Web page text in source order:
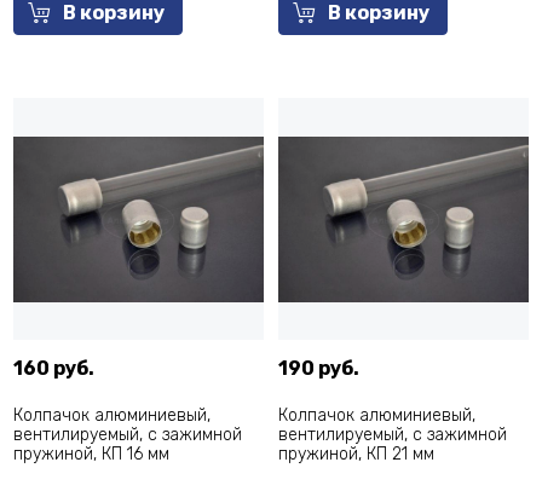
В корзину В корзину
160 руб.
Колпачок алюминиевый,
вентилируемый, с зажимной
пружиной, КП 16 мм
190 руб.
Колпачок алюминиевый,
вентилируемый, с зажимной
пружиной, КП 21 мм